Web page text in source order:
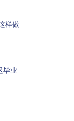
样做
毕业